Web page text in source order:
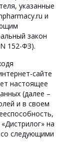
указанные
и
закон
152-ФЗ).
сайте
настоящее
(далее –
и в своем
на
следующими